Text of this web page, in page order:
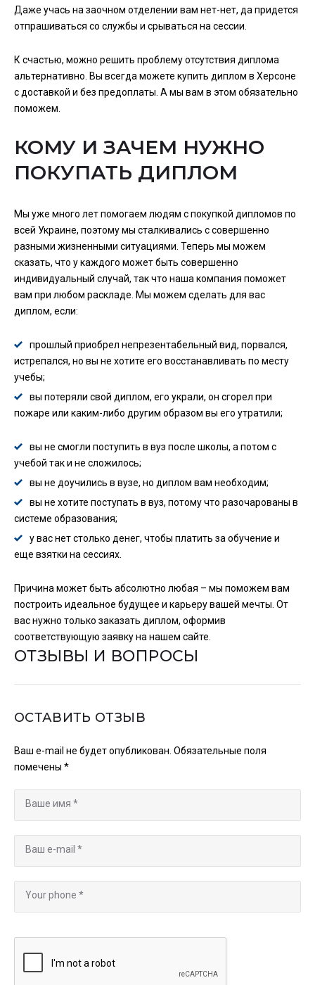
Даже учась на заочном отделении вам нет-нет, да придется
отпрашиваться со службы и срываться на сессии.
К счастью, можно решить проблему отсутствия диплома
альтернативно. Вы всегда можете купить диплом в Херсоне
с доставкой и без предоплаты. А мы вам в этом обязательно
поможем.
КОМУ И ЗАЧЕМ НУЖНО
ПОКУПАТЬ ДИПЛОМ
Мы уже много лет помогаем людям с покупкой дипломов по
всей Украине, поэтому мы сталкивались с совершенно
разными жизненными ситуациями. Теперь мы можем
сказать, что у каждого может быть совершенно
индивидуальный случай, так что наша компания поможет
вам при любом раскладе. Мы можем сделать для вас
диплом, если:
прошлый приобрел непрезентабельный вид, порвался,
истрепался, но вы не хотите его восстанавливать по месту
учебы;
вы потеряли свой диплом, его украли, он сгорел при
пожаре или каким-либо другим образом вы его утратили;
вы не смогли поступить в вуз после школы, а потом с
учебой так и не сложилось;
вы не доучились в вузе, но диплом вам необходим;
вы не хотите поступать в вуз, потому что разочарованы в
системе образования;
у вас нет столько денег, чтобы платить за обучение и
еще взятки на сессиях.
Причина может быть абсолютно любая – мы поможем вам
построить идеальное будущее и карьеру вашей мечты. От
вас нужно только заказать диплом, оформив
соответствующую заявку на нашем сайте.
ОТЗЫВЫ И ВОПРОСЫ
ОСТАВИТЬ ОТЗЫВ
Ваш e-mail не будет опубликован. Обязательные поля
помечены *